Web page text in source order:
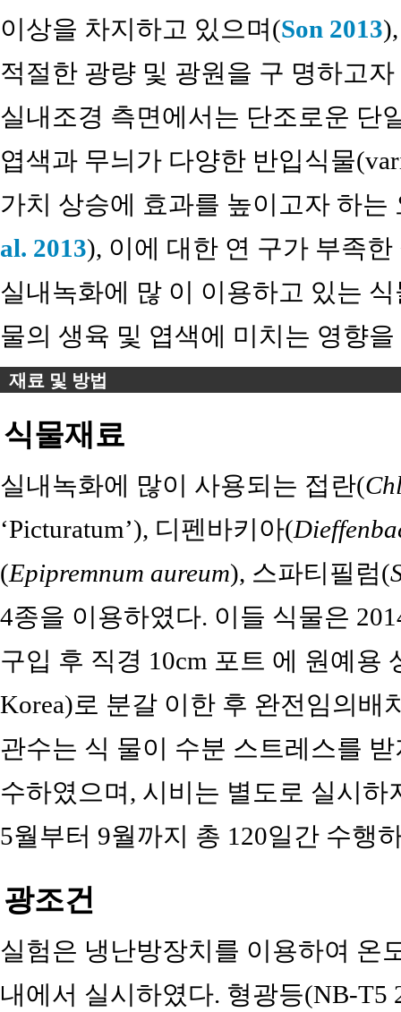
이상을 차지하고 있으며(Son 2013
적절한 광량 및 광원을 구 명하고
실내조경 측면에서는 단조로운 단
엽색과 무늬가 다양한 반입식물
가치 상승에 효과를 높이고자 하
al. 2013), 이에 대한 연 구가 부족
실내녹화에 많 이 이용하고 있는
물의 생육 및 엽색에 미치는 영향
재료 및 방법
식물재료
실내녹화에 많이 사용되는 접란(
‘Picturatum’), 디펜바키아(
(Epipremnum aureum), 스파티필럼(
4종을 이용하였다. 이들 식물은
구입 후 직경 10cm 포트 에 원예용
Korea)로 분갈 이한 후 완전임의배
관수는 식 물이 수분 스트레스를
수하였으며, 시비는 별도로 실시하
5월부터 9월까지 총 120일간 수행
광조건
실험은 냉난방장치를 이용하여 온
내에서 실시하였다. 형광등(NB-T5